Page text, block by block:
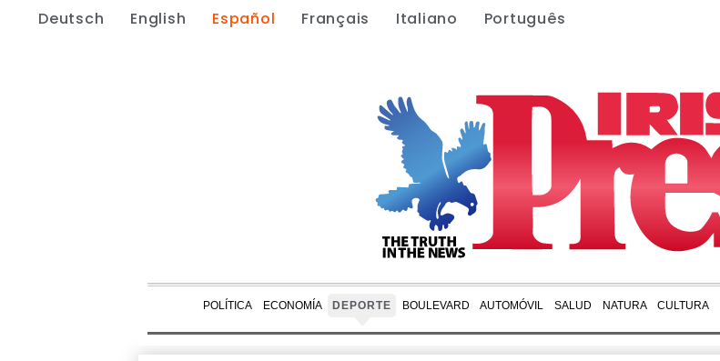
Deutsch English Español Français Italiano Português
POLÍTICA ECONOMÍA DEPORTE BOULEVARD AUTOMÓVIL SALUD NATURA CULTURA